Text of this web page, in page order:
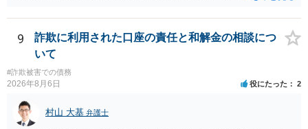
早ければ早いほどいいのは間違いありません。 ご健闘をお祈りいたし
ます。
9
詐欺に利用された口座の責任と和解金の相談につ
いて
#詐欺被害での債務
2026年8月6日 役にたった 2
村山 大基 弁護士